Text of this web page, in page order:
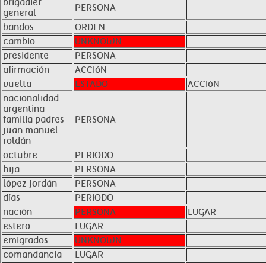
brigadier
general
PERSONA
bandos
ORDEN
cambio
UNKNOWN
presidente
PERSONA
afirmación
ACCIóN
vuelta
ESTADO
ACCIóN
nacionalidad
argentina
familia padres
juan manuel
roldán
PERSONA
octubre
PERIODO
hija
PERSONA
lópez jordán
PERSONA
días
PERIODO
nación
PERSONA
LUGAR
estero
LUGAR
emigrados
UNKNOWN
comandancia
LUGAR